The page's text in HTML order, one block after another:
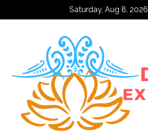
Saturday, Aug 8, 2026